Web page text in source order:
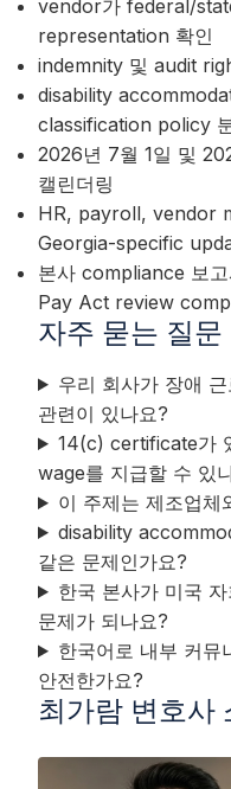
vendor가 federal/
representation 확인
indemnity 및 audit
disability
classification policy
2026년 7월 1일 및
캘린더링
HR, payroll, vendor
Georgia-specific
본사 compliance 보
Pay Act review
자주 묻는 질문
우리 회사가 장애
관련이 있나요?
14(c) certificate가
wage를 지급할 수 있
이 주제는 제조업체
disability
같은 문제인가요?
한국 본사가 미국
문제가 되나요?
한국어로 내부 커
안전한가요?
최가람 변호사